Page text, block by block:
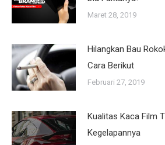
Maret 28, 2019
Hilangkan Bau
Cara Berikut
Februari 27, 2019
Kualitas Kaca Film
Kegelapannya